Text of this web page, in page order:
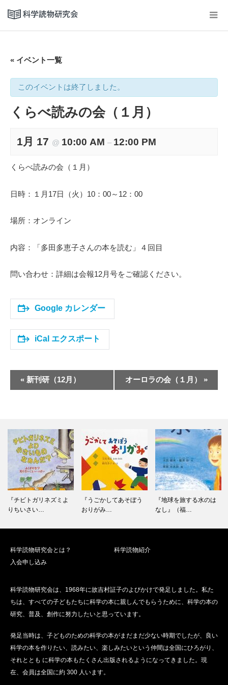
« イベント一覧
このイベントは終了しました。
くらべ読みの会（１月）
1月 17 @ 10:00 AM – 12:00 PM
くらべ読みの会（１月）
日時：１月17日（火）10：00～12：00
場所：オンライン
内容：「多田多恵子さんの本を読む」４回目
問い合わせ：詳細は会報12月号をご確認ください。
Google カレンダー
iCal エクスポート
ベ
ビ
ゲ
ー
シ
ョ
ン
« 新刊研（12月） オーロラの会（１月） »
『チビトガリネズミよ
りちいさい…
『うごかしてあそぼう
おりがみ…
『地球を旅する水のは
なし』（福…
科学読物研究会とは？
科学読物紹介
入会申し込み
科学読物研究会は、1968年に故吉村証子のよびかけで発足しました。私た
ちは、すべての子どもたちに科学の本に親しんでもらうために、科学の本の
研究、普及、創作に努力したいと思っています。
発足当時は、子どものための科学の本がまだまだ少ない時期でしたが、良い
科学の本を作りたい、読みたい、楽しみたいという仲間は全国にひろがり、
それととも に科学の本もたくさん出版されるようになってきました。現
在、会員は全国に約 300 人います。